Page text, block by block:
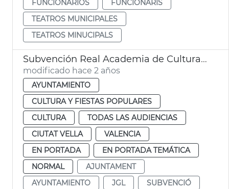
FUNCIONARIOS
FUNCIONARIS
TEATROS MUNICIPALES
TEATROS MINUCIPALS
Subvención Real Academia de Cultura Valenciana
modificado hace 2 años
AYUNTAMIENTO
CULTURA Y FIESTAS POPULARES
CULTURA
TODAS LAS AUDIENCIAS
CIUTAT VELLA
VALENCIA
EN PORTADA
EN PORTADA TEMÁTICA
NORMAL
AJUNTAMENT
AYUNTAMIENTO
JGL
SUBVENCIÓ